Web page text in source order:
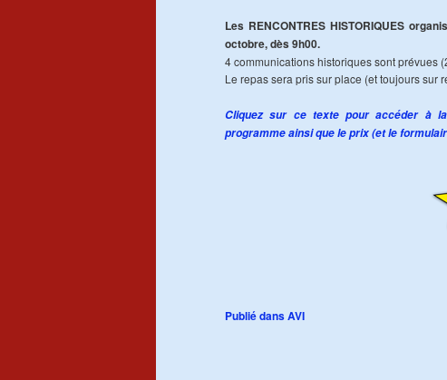
Les RENCONTRES HISTORIQUES
octobre, dès 9h00.
4 communications historiques sont prévues
Le repas sera pris sur place (et toujours sur
Cliquez sur ce texte pour accéder à
programme ainsi que le prix (et le
Publié dansAVI